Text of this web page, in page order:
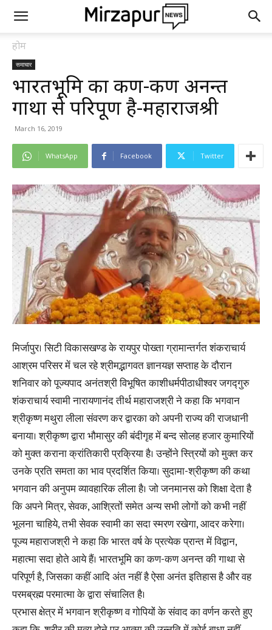
होम
समाचार
भारतभूमि का कण-कण अनन्त
गाथा से परिपूर्ण है-महाराजश्री
March 16, 2019
WhatsApp Facebook Twitter
मिर्जापुर। सिटी विकासखण्ड के रायपुर पोख्ता ग्रामान्तर्गत शंकराचार्य
आश्रम परिसर में चल रहे श्रीमद्भागवत ज्ञानयज्ञ सप्ताह के दौरान
शनिवार को पूज्यपाद अनंतश्री विभूषित काशीधर्मपीठाधीश्वर जगद्गुरु
शंकराचार्य स्वामी नारायणानंद तीर्थ महाराजश्री ने कहा कि भगवान
श्रीकृष्ण मथुरा लीला संवरण कर द्वारका को अपनी राज्य की राजधानी
बनाया। श्रीकृष्ण द्वारा भौमासुर की बंदीगृह में बन्द सोलह हजार कुमारियों
को मुक्त कराना क्रांतिकारी प्रक्रिया है। उन्होंने स्त्रियों को मुक्त कर
उनके प्रति समता का भाव प्रदर्शित किया। सुदामा-श्रीकृष्ण की कथा
भगवान की अनुपम व्यावहारिक लीला है। जो जनमानस को शिक्षा देता है
कि अपने मित्र, सेवक, आश्रितों समेत अन्य सभी लोगों को कभी नहीं
भूलना चाहिये, तभी सेवक स्वामी का सदा स्मरण रखेगा, आदर करेगा।
पूज्य महाराजश्री ने कहा कि भारत वर्ष के प्रत्येक प्रान्त में विद्वान,
महात्मा सदा होते आये हैं। भारतभूमि का कण-कण अनन्त की गाथा से
परिपूर्ण है, जिसका कहीं आदि अंत नहीं है ऐसा अनंत इतिहास है और वह
परमब्रह्म परमात्मा के द्वारा संचालित है।
प्रभास क्षेत्र में भगवान श्रीकृष्ण व गोपियों के संवाद का वर्णन करते हुए